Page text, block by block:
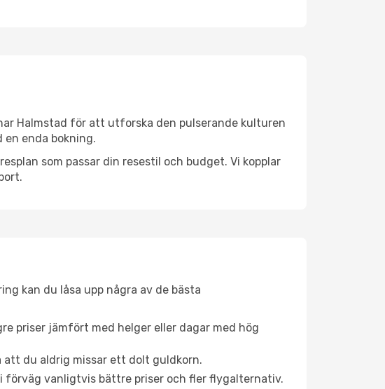
Halmstad för att utforska den pulserande kulturen
en enda bokning.
som passar din resestil och budget. Vi kopplar
kan du låsa upp några av de bästa
priser jämfört med helger eller dagar med hög
att du aldrig missar ett dolt guldkorn.
förväg vanligtvis bättre priser och fler flygalternativ.